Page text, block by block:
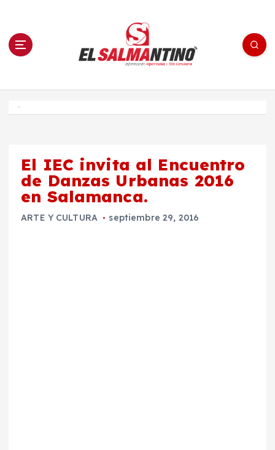
n El Salmantino - medios/noticias/editorial
El IEC invita al Encuentro
de Danzas Urbanas 2016
en Salamanca.
ARTE Y CULTURA septiembre 29, 2016